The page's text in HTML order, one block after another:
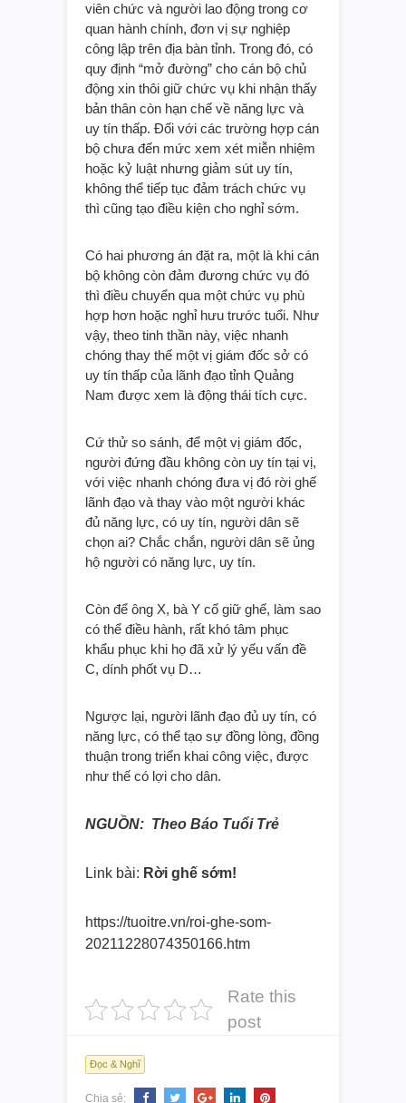
viên chức và người lao động trong cơ
quan hành chính, đơn vị sự nghiệp
công lập trên địa bàn tỉnh. Trong đó, có
quy định “mở đường” cho cán bộ chủ
động xin thôi giữ chức vụ khi nhận thấy
bản thân còn hạn chế về năng lực và
uy tín thấp. Đối với các trường hợp cán
bộ chưa đến mức xem xét miễn nhiệm
hoặc kỷ luật nhưng giảm sút uy tín,
không thể tiếp tục đảm trách chức vụ
thì cũng tạo điều kiện cho nghỉ sớm.
Có hai phương án đặt ra, một là khi cán
bộ không còn đảm đương chức vụ đó
thì điều chuyển qua một chức vụ phù
hợp hơn hoặc nghỉ hưu trước tuổi. Như
vậy, theo tinh thần này, việc nhanh
chóng thay thế một vị giám đốc sở có
uy tín thấp của lãnh đạo tỉnh Quảng
Nam được xem là động thái tích cực.
Cứ thử so sánh, để một vị giám đốc,
người đứng đầu không còn uy tín tại vị,
với việc nhanh chóng đưa vị đó rời ghế
lãnh đạo và thay vào một người khác
đủ năng lực, có uy tín, người dân sẽ
chọn ai? Chắc chắn, người dân sẽ ủng
hộ người có năng lực, uy tín.
Còn để ông X, bà Y cố giữ ghế, làm sao
có thể điều hành, rất khó tâm phục
khẩu phục khi họ đã xử lý yếu vấn đề
C, dính phốt vụ D…
Ngược lại, người lãnh đạo đủ uy tín, có
năng lực, có thể tạo sự đồng lòng, đồng
thuận trong triển khai công việc, được
như thế có lợi cho dân.
NGUỒN: Theo Báo Tuổi Trẻ
Link bài: Rời ghế sớm!
https://tuoitre.vn/roi-ghe-som-
20211228074350166.htm
Rate this
post
Đọc & Nghĩ
Chia sẻ: